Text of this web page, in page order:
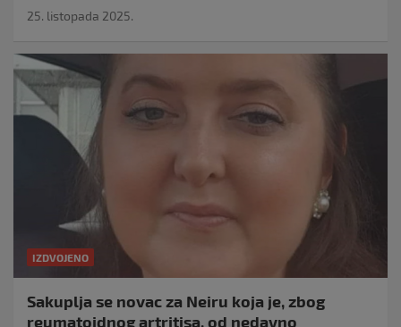
25. listopada 2025.
IZDVOJENO
Sakuplja se novac za Neiru koja je, zbog
reumatoidnog artritisa, od nedavno